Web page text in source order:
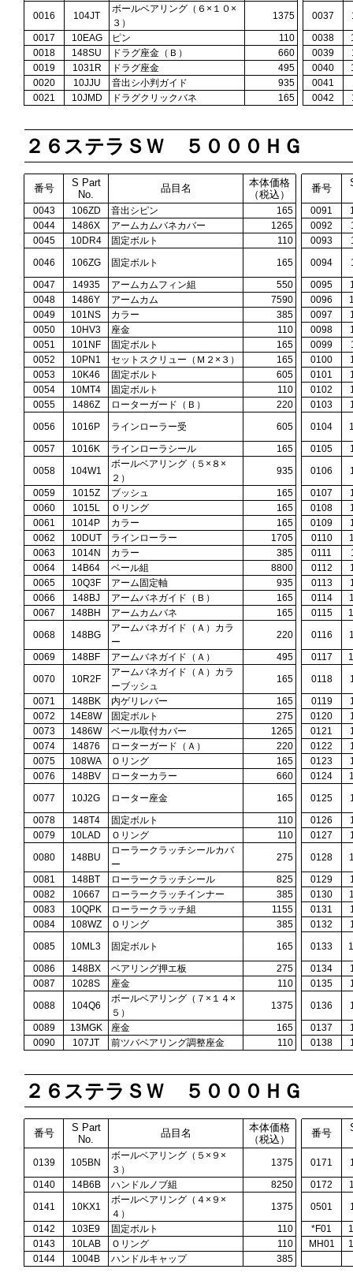
0016
104JT
ボールベアリング（６×１０×
３）
1375 0037
0017
10EAG ピン 110 0038
0018
148SU ドラグ座金（Ｂ） 660 0039
0019
1031R ドラグ座金 495 0040
0020
10JJU 音出シ小判ガイド 935 0041
0021
10JMD ドラグクリックバネ 165 0042
２６ステラＳＷ ５０００ＨＧ
番号
S Part
No.
品目名
本体価格
（税込）
番号
0043 106ZD 音出シピン 165 0091
0044
1486X アームカムバネカバー 1265 0092
0045
10DR4 固定ボルト 110 0093
0046
106ZG 固定ボルト 165 0094
0047
14935 アームカムフィン組 550 0095
0048
1486Y アームカム 7590 0096
0049
101NS カラー 385 0097
0050
10HV3 座金 110 0098
0051
101NF 固定ボルト 165 0099
0052
10PN1 セットスクリュー（Ｍ２×３） 165 0100
0053
10K46 固定ボルト 605 0101
0054
10MT4 固定ボルト 110 0102
0055
1486Z ローターガード（Ｂ） 220 0103
0056
1016P ラインローラー受 605 0104
0057
1016K ラインローラシール 165 0105
0058
104W1
ボールベアリング（５×８×
２）
935 0106
0059
1015Z ブッシュ 165 0107
0060
1015L Ｏリング 165 0108
0061
1014P カラー 165 0109
0062
10DUT ラインローラー 1705 0110
0063
1014N カラー 385 0111
0064
14B64 ベール組 8800 0112
0065
10Q3F アーム固定軸 935 0113
0066
148BJ アームバネガイド（Ｂ） 165 0114
0067
148BH アームカムバネ 165 0115
0068
148BG
アームバネガイド（Ａ）カラ
ー
220 0116
0069
148BF アームバネガイド（Ａ） 495 0117
0070
10R2F
アームバネガイド（Ａ）カラ
ーブッシュ
165 0118
0071
148BK 内ゲリレバー 165 0119
0072
14E8W 固定ボルト 275 0120
0073
1486W ベール取付カバー 1265 0121
0074
14876 ローターガード（Ａ） 220 0122
0075
108WA Ｏリング 165 0123
0076
148BV ローターカラー 660 0124
0077
10J2G ローター座金 165 0125
0078
148T4 固定ボルト 110 0126
0079
10LAD Ｏリング 110 0127
0080
148BU
ローラークラッチシールカバ
ー
275 0128
0081
148BT ローラークラッチシール 825 0129
0082
10667 ローラークラッチインナー 385 0130
0083
10QPK ローラークラッチ組 1155 0131
0084
108WZ Ｏリング 385 0132
0085
10ML3 固定ボルト 165 0133
0086
148BX ベアリング押エ板 275 0134
0087
1028S 座金 110 0135
0088
104Q6
ボールベアリング（７×１４×
５）
1375 0136
0089
13MGK 座金 165 0137
0090
107JT 前ツバベアリング調整座金 110 0138
２６ステラＳＷ ５０００ＨＧ
番号
S Part
No.
品目名
本体価格
（税込）
番号
0139 105BN
ボールベアリング（５×９×
３）
1375 0171
0140
14B6B ハンドルノブ組 8250 0172
0141
10KX1
ボールベアリング（４×９×
４）
1375 0501
0142
103E9 固定ボルト 110 *F01
0143
10LAB Ｏリング 110 MH01
0144
1004B ハンドルキャップ 385